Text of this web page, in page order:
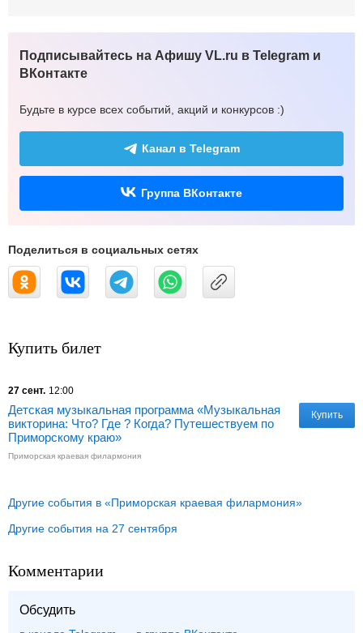
Подписывайтесь на Афишу VL.ru в Telegram и
ВКонтакте
Будьте в курсе всех событий, акций и конкурсов :)
Канал в Telegram
Группа ВКонтакте
Поделиться в социальных сетях
Купить билет
27 сент. 12:00
Детская музыкальная программа «Музыкальная
викторина: Что? Где ? Когда? Путешествуем по
Приморскому краю»
Приморская краевая филармония
Купить
Другие события в «Приморская краевая филармония»
Другие события на 27 сентября
Комментарии
Обсудить